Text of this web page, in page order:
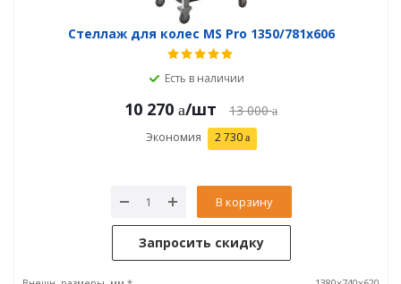
Стеллаж для колес MS Pro 1350/781x606
Есть в наличии
10 270 /шт 13 000
Экономия 2 730
В корзину
Запросить скидку